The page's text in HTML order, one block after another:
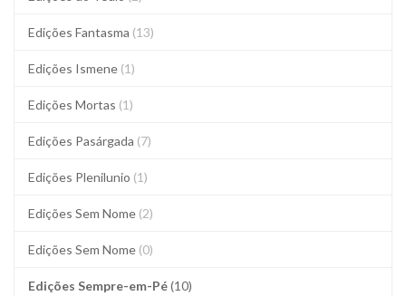
Edições Fantasma (13)
Edições Ismene (1)
Edições Mortas (1)
Edições Pasárgada (7)
Edições Plenilunio (1)
Edições Sem Nome (2)
Edições Sem Nome (0)
Edições Sempre-em-Pé(10)